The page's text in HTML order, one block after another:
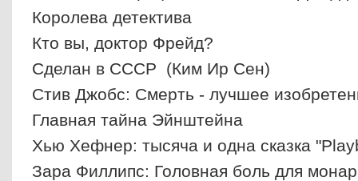
Королева детектива
Кто вы, доктор Фрейд?
Сделан в СССР (Ким Ир Сен)
Стив Джобс: Смерть - лучшее
Главная тайна Эйнштейна
Хью Хефнер: тысяча и одна сказка
Зара Филлипс: Головная боль для